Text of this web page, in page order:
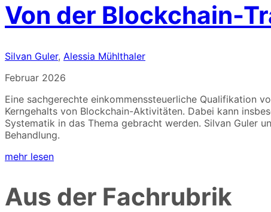
Von der Blockchain-
Silvan Guler, Alessia Mühlthaler
Februar 2026
Eine sachgerechte einkommenssteuerliche Qualifikation
Kerngehalts von Blockchain-Aktivitäten. Dabei kann
Systematik in das Thema gebracht werden. Silvan Guler
Behandlung.
mehr lesen
Aus der Fachrubrik